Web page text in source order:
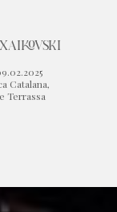
Catalana,
Terrassa